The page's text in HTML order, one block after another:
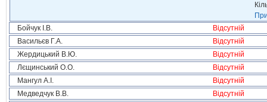
Бойчук І.В.
Відсутній
Васильєв Г.А.
Відсутній
Жердицький В.Ю.
Відсутній
Лєщинський О.О.
Відсутній
Мангул А.І.
Відсутній
Медведчук В.В.
Відсутній